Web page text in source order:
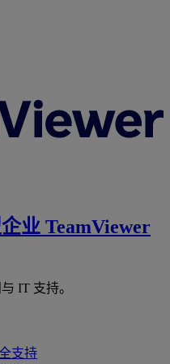
业 TeamViewer
IT 支持。
支持